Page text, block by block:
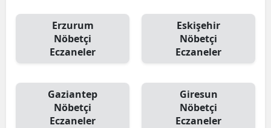
Erzurum
Nöbetçi
Eczaneler
Eskişehir
Nöbetçi
Eczaneler
Gaziantep
Nöbetçi
Eczaneler
Giresun
Nöbetçi
Eczaneler